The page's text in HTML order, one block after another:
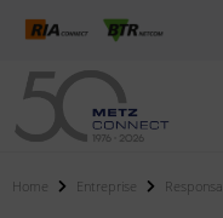
Home Entreprise